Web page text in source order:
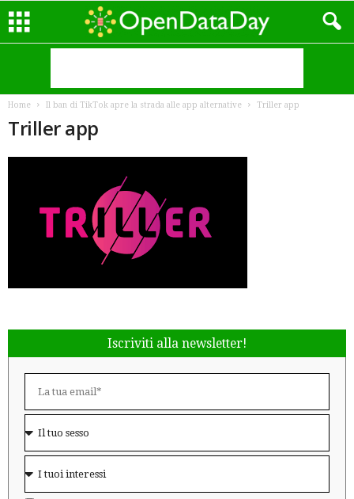
Home Il ban di TikTok apre la strada alle app alternative Triller app
Triller app
Iscriviti alla newsletter!